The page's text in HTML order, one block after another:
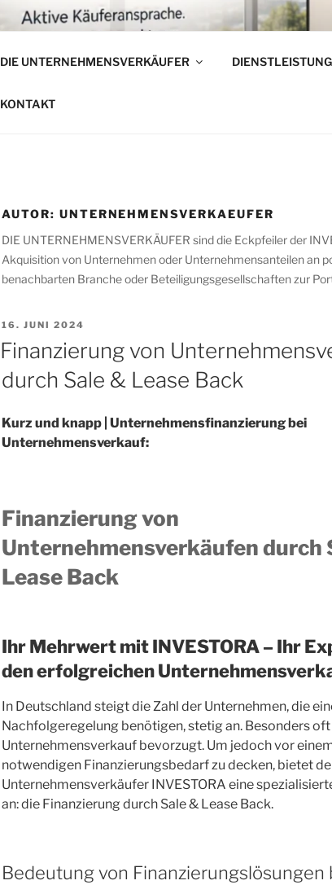
DIE
DIE UNTERNEHMENSVERKÄUFER
KONTAKT
AUTOR: UNTERNEHMENSVERKAEUFER
DIE UNTERNEHMENSVERKÄUFER sind die Eckpfeiler der
Akquisition von Unternehmen oder Unternehmensanteilen an
benachbarten Branche oder Beteiligungsgesellschaften zur
VERÖFFENTLICHT
AM
16. JUNI 2024
Finanzierung von
durch Sale & Lease Back
Kurz und knapp | Unternehmensfinanzierung bei
Unternehmensverkauf:
Finanzierung von
Unternehmensverkäufen durch
Lease Back
Ihr Mehrwert mit INVESTORA – Ihr
den erfolgreichen
In Deutschland steigt die Zahl der Unternehmen, die
Nachfolgeregelung benötigen, stetig an. Besonders
Unternehmensverkauf bevorzugt. Um jedoch vor
notwendigen Finanzierungsbedarf zu decken, bietet
Unternehmensverkäufer INVESTORA eine
an: die Finanzierung durch Sale & Lease Back.
Bedeutung von Finanzierungslösungen